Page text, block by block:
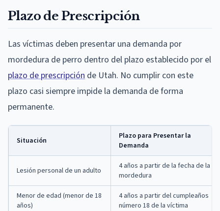
Plazo de Prescripción
Las víctimas deben presentar una demanda por
mordedura de perro dentro del plazo establecido por el
plazo de prescripción de Utah. No cumplir con este
plazo casi siempre impide la demanda de forma
permanente.
Situación
Plazo para Presentar la
Demanda
Lesión personal de un adulto
4 años a partir de la fecha de la
mordedura
Menor de edad (menor de 18
años)
4 años a partir del cumpleaños
número 18 de la víctima